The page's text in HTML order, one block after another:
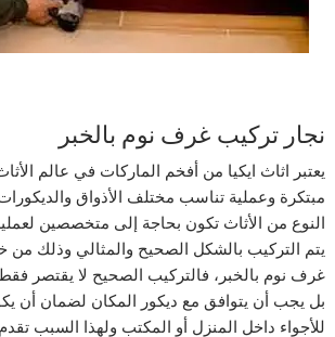
نجار تركيب غرف نوم بالخبر
يعتبر اثاث ايكيا من أفخم الماركات في عالم
مبتكرة وعملية تناسب مختلف الأذواق
النوع من الأثاث تكون بحاجة إلى متخصصين
يتم التركيب بالشكل الصحيح والمثالي وذلك من
غرف نوم بالخبر، فالتركيب الصحيح لا يقتصر
بل يجب أن يتوافق مع ديكور المكان لضمان أن
للأجواء داخل المنزل أو المكتب ولهذا السبب